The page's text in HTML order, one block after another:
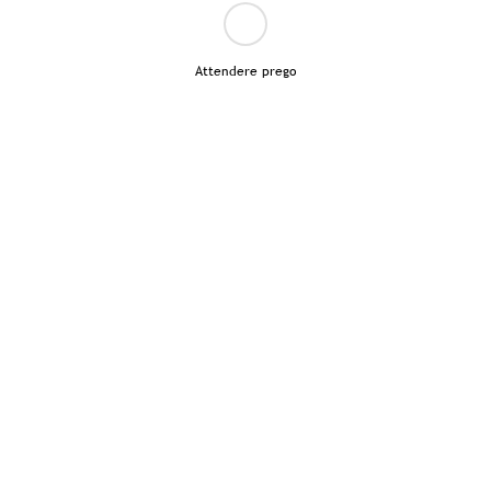
Attendere prego